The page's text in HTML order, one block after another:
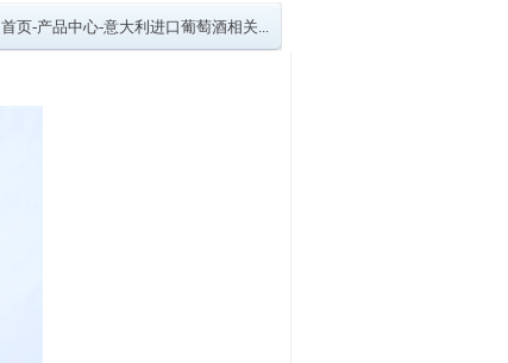
首页-产品中心-意大利进口葡萄酒相关...